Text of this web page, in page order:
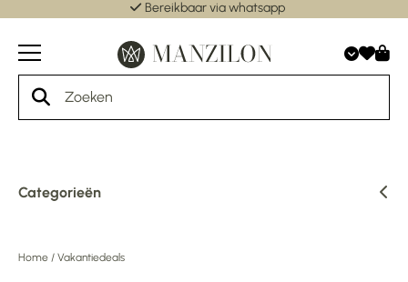
Bereikbaar via whatsapp
Categorieën
Home / Vakantiedeals